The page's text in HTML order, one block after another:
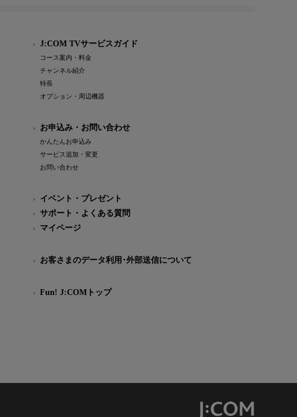
J:COM TVサービスガイド
コース案内・料金
チャンネル紹介
特長
オプション・周辺機器
お申込み・お問い合わせ
かんたんお申込み
サービス追加・変更
お問い合わせ
イベント・プレゼント
サポート・よくある質問
マイページ
お客さまのデータ利用･外部送信について
Fun! J:COMトップ